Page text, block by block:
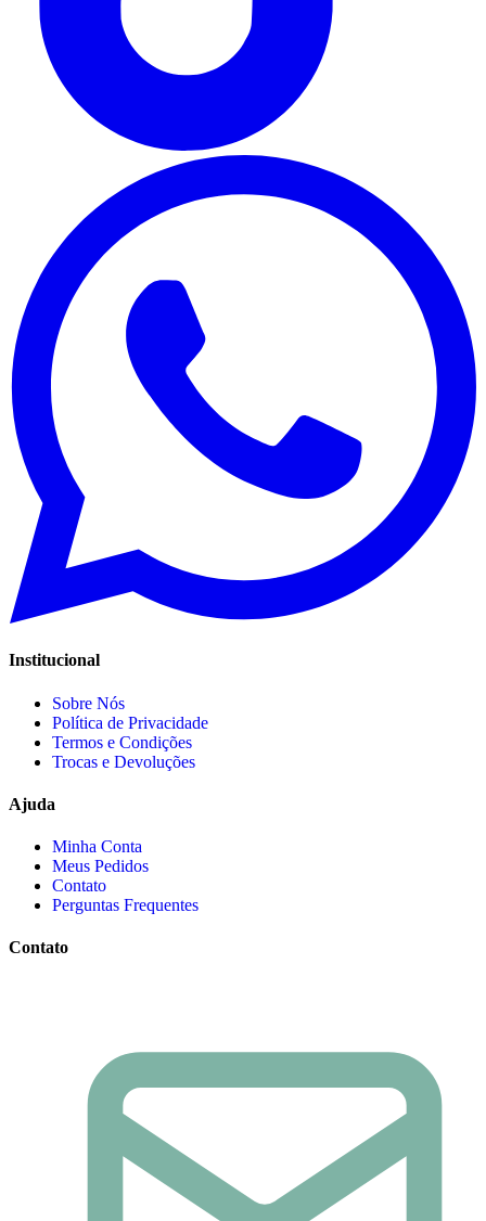
Institucional
Sobre Nós
Política de Privacidade
Termos e Condições
Trocas e Devoluções
Ajuda
Minha Conta
Meus Pedidos
Contato
Perguntas Frequentes
Contato